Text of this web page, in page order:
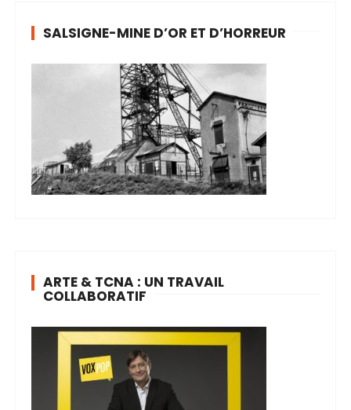
SALSIGNE-MINE D’OR ET D’HORREUR
ARTE & TCNA : UN TRAVAIL
COLLABORATIF